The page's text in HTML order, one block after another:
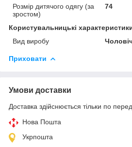
Розмір дитячого одягу (за
зростом)
74
Користувальницькі
Вид виробу
Приховати
Умови доставки
Доставка здійснюється тільки по
Нова Пошта
Укрпошта